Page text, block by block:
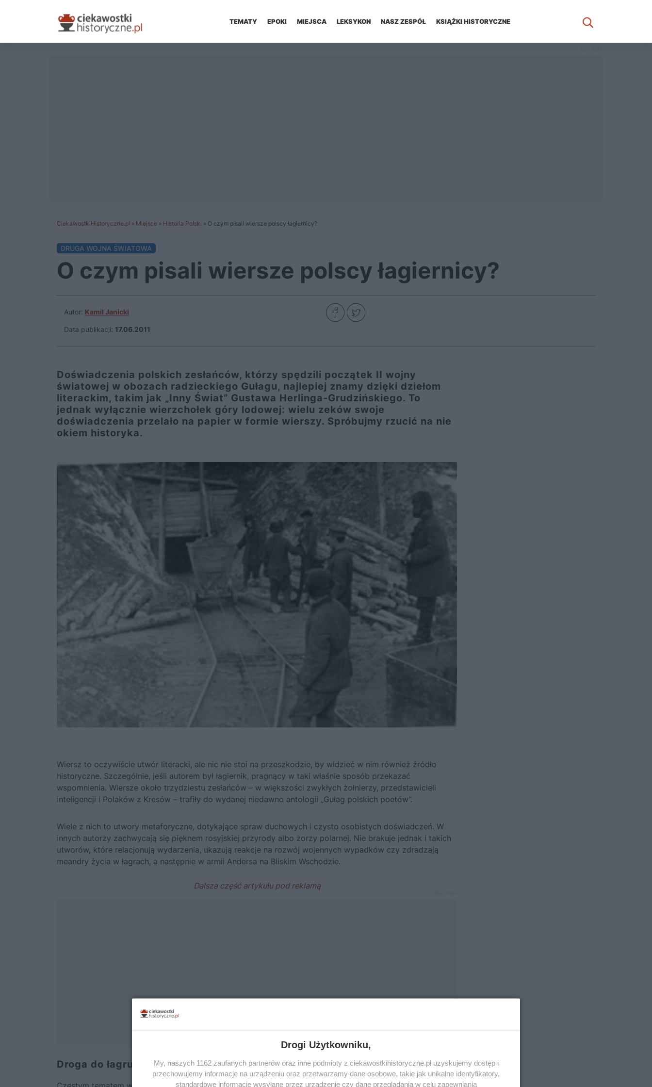
TEMATY EPOKI MIEJSCA LEKSYKON NASZ ZESPÓŁ KSIĄŻKI HISTORYCZNE
CiekawostkiHistoryczne.pl » Miejsce » Historia Polski » O czym pisali wiersze polscy łagiernicy?
DRUGA WOJNA ŚWIATOWA
O czym pisali wiersze polscy łagiernicy?
Autor: Kamil Janicki
Data publikacji: 17.06.2011
Doświadczenia polskich zesłańców, którzy spędzili początek II wojny
światowej w obozach radzieckiego Gułagu, najlepiej znamy dzięki dziełom
literackim, takim jak „Inny Świat” Gustawa Herlinga-Grudzińskiego. To
jednak wyłącznie wierzchołek góry lodowej: wielu zeków swoje
doświadczenia przelało na papier w formie wierszy. Spróbujmy rzucić na nie
okiem historyka.
Wiersz to oczywiście utwór literacki, ale nic nie stoi na przeszkodzie, by widzieć w nim również źródło
historyczne. Szczególnie, jeśli autorem był łagiernik, pragnący w taki właśnie sposób przekazać
wspomnienia. Wiersze około trzydziestu zesłańców – w większości zwykłych żołnierzy, przedstawicieli
inteligencji i Polaków z Kresów – trafiły do wydanej niedawno antologii „Gułag polskich poetów”.
Wiele z nich to utwory metaforyczne, dotykające spraw duchowych i czysto osobistych doświadczeń. W
innych autorzy zachwycają się pięknem rosyjskiej przyrody albo zorzy polarnej. Nie brakuje jednak i takich
utworów, które relacjonują wydarzenia, ukazują reakcje na rozwój wojennych wypadków czy zdradzają
meandry życia w łagrach, a następnie w armii Andersa na Bliskim Wschodzie.
Droga do łagru
Drogi Użytkowniku,
My, naszych 1162 zaufanych partnerów oraz inne podmioty z ciekawostkihistoryczne.pl uzyskujemy dostęp i
przechowujemy informacje na urządzeniu oraz przetwarzamy dane osobowe, takie jak unikalne identyfikatory,
standardowe informacje wysyłane przez urządzenie czy dane przeglądania w celu zapewniania